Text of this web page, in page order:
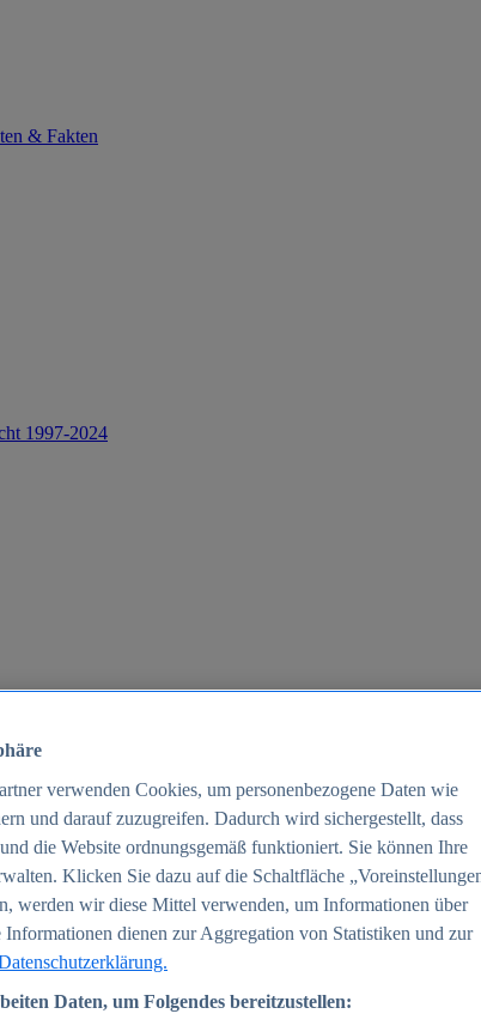
& Fakten
1997-2024
verwenden Cookies, um personenbezogene Daten wie
und darauf zuzugreifen. Dadurch wird sichergestellt, dass
die Website ordnungsgemäß funktioniert. Sie können Ihre
Klicken Sie dazu auf die Schaltfläche
werden wir diese Mittel verwenden, um Informationen über
Informationen dienen zur Aggregation von Statistiken und zur
Daten, um Folgendes bereitzustellen: